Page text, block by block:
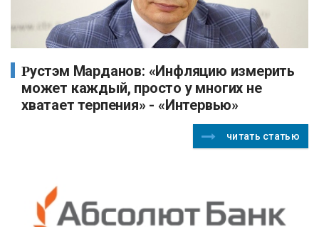
Рустэм Марданов: «Инфляцию измерить
может каждый, просто у многих не
хватает терпения» - «Интервью»
читать статью